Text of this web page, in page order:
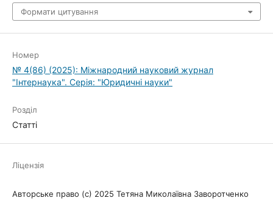
Формати цитування
Номер
№ 4(86) (2025): Міжнародний науковий журнал
"Інтернаука". Серія: "Юридичні науки"
Розділ
Статті
Ліцензія
Авторське право (c) 2025 Тетяна Миколаївна Заворотченко